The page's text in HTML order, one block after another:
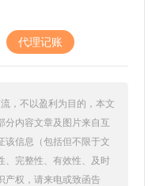
代理记账
，不以盈利为目的，本文
分内容文章及图片来自互
该信息（包括但不限于文
、完整性、有效性、及时
产权，请来电或致函告